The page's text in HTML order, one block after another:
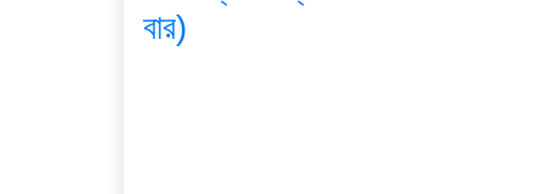
বার)